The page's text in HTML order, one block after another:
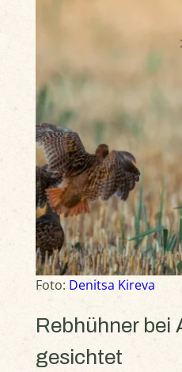
Foto: Denitsa Kireva
Rebhühner bei
gesichtet